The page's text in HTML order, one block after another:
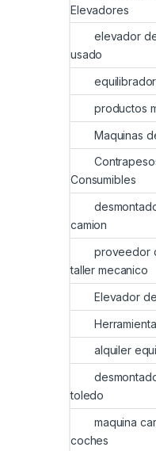
Elevadores
elevador
usado
productos
Maquinas
Consumibles
camion
proveedor
taller mecanico
Elevador
alquiler
toledo
maquina
coches